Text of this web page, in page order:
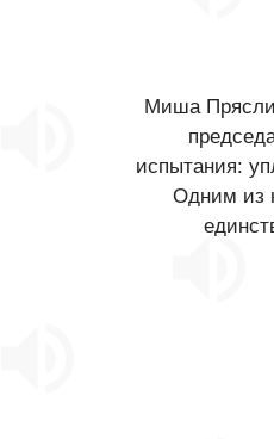
Миша
испытания:
Одним из